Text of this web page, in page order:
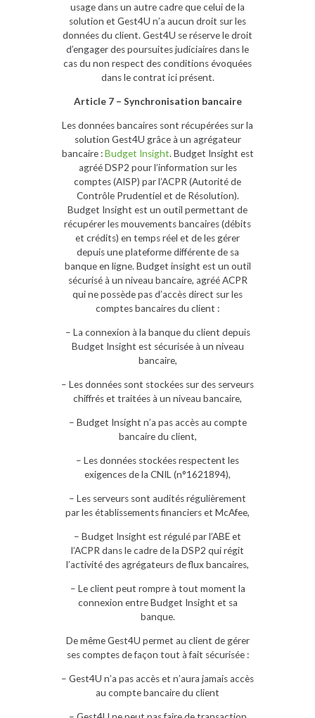
usage dans un autre cadre que celui de la
solution et Gest4U n’a aucun droit sur les
données du client. Gest4U se réserve le droit
d’engager des poursuites judiciaires dans le
cas du non respect des conditions évoquées
dans le contrat ici présent.
Article 7 – Synchronisation bancaire
Les données bancaires sont récupérées sur la
solution Gest4U grâce à un agrégateur
bancaire :Budget Insight. Budget Insight est
agréé DSP2 pour l’information sur les
comptes (AISP) par l’ACPR (Autorité de
Contrôle Prudentiel et de Résolution).
Budget Insight est un outil permettant de
récupérer les mouvements bancaires (débits
et crédits) en temps réel et de les gérer
depuis une plateforme différente de sa
banque en ligne. Budget insight est un outil
sécurisé à un niveau bancaire, agréé ACPR
qui ne possède pas d’accès direct sur les
comptes bancaires du client :
– La connexion à la banque du client depuis
Budget Insight est sécurisée à un niveau
bancaire,
– Les données sont stockées sur des serveurs
chiffrés et traitées à un niveau bancaire,
– Budget Insight n’a pas accès au compte
bancaire du client,
– Les données stockées respectent les
exigences de la CNIL (n°1621894),
– Les serveurs sont audités régulièrement
par les établissements financiers et McAfee,
– Budget Insight est régulé par l’ABE et
l’ACPR dans le cadre de la DSP2 qui régit
l’activité des agrégateurs de flux bancaires,
– Le client peut rompre à tout moment la
connexion entre Budget Insight et sa
banque.
De même Gest4U permet au client de gérer
ses comptes de façon tout à fait sécurisée :
– Gest4U n’a pas accès et n’aura jamais accès
au compte bancaire du client